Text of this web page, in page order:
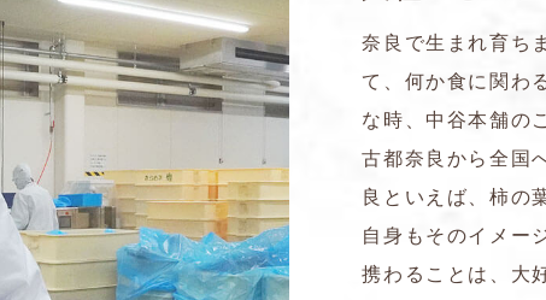
奈良で生まれ育ち
て、何か食に関わ
な時、中谷本舗の
古都奈良から全国
良といえば、柿の
自身もそのイメー
携わることは、大